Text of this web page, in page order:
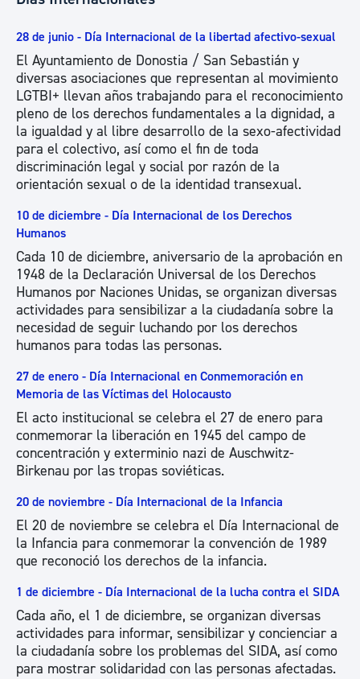
28 de junio - Día Internacional de la libertad afectivo-sexual
El Ayuntamiento de Donostia / San Sebastián y
diversas asociaciones que representan al movimiento
LGTBI+ llevan años trabajando para el reconocimiento
pleno de los derechos fundamentales a la dignidad, a
la igualdad y al libre desarrollo de la sexo-afectividad
para el colectivo, así como el fin de toda
discriminación legal y social por razón de la
orientación sexual o de la identidad transexual.
10 de diciembre - Día Internacional de los Derechos
Humanos
Cada 10 de diciembre, aniversario de la aprobación en
1948 de la Declaración Universal de los Derechos
Humanos por Naciones Unidas, se organizan diversas
actividades para sensibilizar a la ciudadanía sobre la
necesidad de seguir luchando por los derechos
humanos para todas las personas.
27 de enero - Día Internacional en Conmemoración en
Memoria de las Víctimas del Holocausto
El acto institucional se celebra el 27 de enero para
conmemorar la liberación en 1945 del campo de
concentración y exterminio nazi de Auschwitz-
Birkenau por las tropas soviéticas.
20 de noviembre - Día Internacional de la Infancia
El 20 de noviembre se celebra el Día Internacional de
la Infancia para conmemorar la convención de 1989
que reconoció los derechos de la infancia.
1 de diciembre - Día Internacional de la lucha contra el SIDA
Cada año, el 1 de diciembre, se organizan diversas
actividades para informar, sensibilizar y concienciar a
la ciudadanía sobre los problemas del SIDA, así como
para mostrar solidaridad con las personas afectadas.